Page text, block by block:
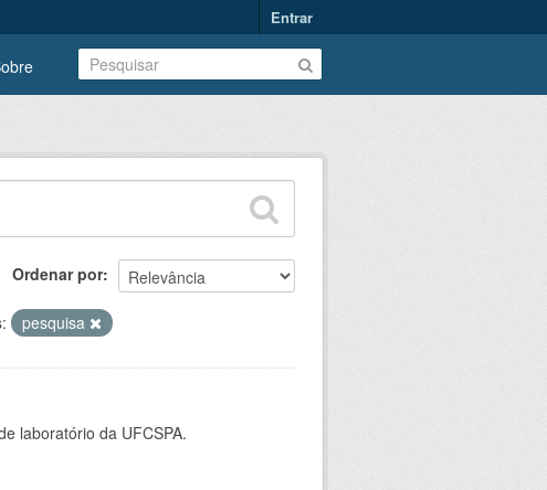
Entrar
Ordenar por
pesquisa
laboratório da UFCSPA.